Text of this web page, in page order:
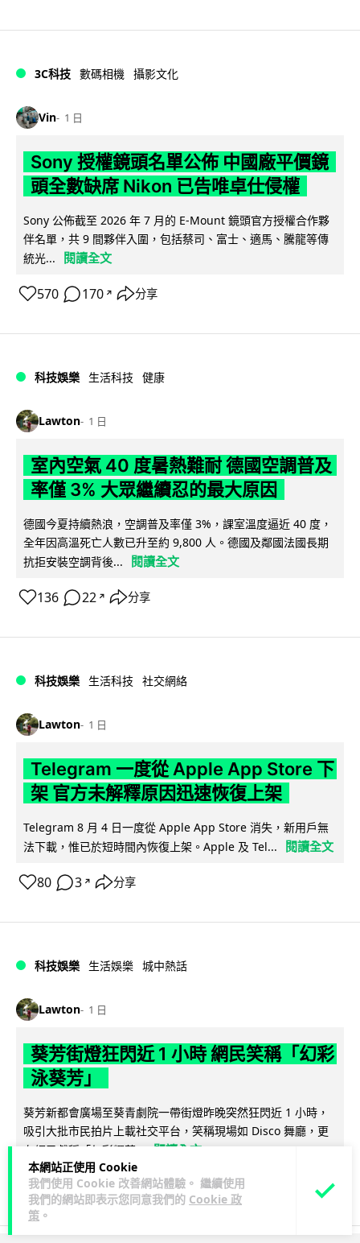
本網站正使用 Cookie
我們使用 Cookie 改善網站體驗。 繼續使用
我們的網站即表示您同意我們的 Cookie 政
策 。
3C科技 數碼相機 攝影文化
Vin 1 日
Sony 授權鏡頭名單公佈 中國廠平價鏡
頭全數缺席 Nikon 已告唯卓仕侵權
Sony 公佈截至 2026 年 7 月的 E-Mount 鏡頭官方授權合作夥
伴名單，共 9 間夥伴入圍，包括蔡司、富士、適馬、騰龍等傳
統光...
閱讀全文
570 170 ↗ 分享
科技娛樂 生活科技 健康
Lawton 1 日
室內空氣 40 度暑熱難耐 德國空調普及
率僅 3% 大眾繼續忍的最大原因
德國今夏持續熱浪，空調普及率僅 3%，課室溫度逼近 40 度，
全年因高溫死亡人數已升至約 9,800 人。德國及鄰國法國長期
抗拒安裝空調背後...
閱讀全文
136 22 ↗ 分享
科技娛樂 生活科技 社交網絡
Lawton 1 日
Telegram 一度從 Apple App Store 下
架 官方未解釋原因迅速恢復上架
Telegram 8 月 4 日一度從 Apple App Store 消失，新用戶無
法下載，惟已於短時間內恢復上架。Apple 及 Tel...
閱讀全文
80 3 ↗ 分享
科技娛樂 生活娛樂 城中熱話
Lawton 1 日
葵芳街燈狂閃近 1 小時 網民笑稱「幻彩
泳葵芳」
葵芳新都會廣場至葵青劇院一帶街燈昨晚突然狂閃近 1 小時，
吸引大批市民拍片上載社交平台，笑稱現場如 Disco 舞廳，更
有網民戲稱「幻彩耀葵... 閱讀全文
633 89 ↗ 分享